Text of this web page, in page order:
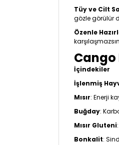
Tüy ve Cilt
gözle görülür
Özenle
Cango
İçindekiler
İşlenmiş
Mısır: Enerji
Buğday:
Mısır Gluteni
Bonkalit: